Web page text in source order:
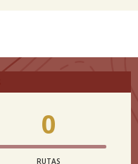
0
RUTAS